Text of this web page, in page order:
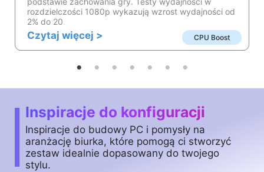
rozdzielczości 1080p wykazują wzrost wydajności od
2% do 20
Czytaj więcej > CPU Boost
Inspiracje do konfiguracji
Inspiracje do budowy PC i pomysły na
aranżację biurka, które pomogą ci stworzyć
zestaw idealnie dopasowany do twojego
stylu.